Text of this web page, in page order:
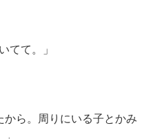
てて。」
ら。周りにいる子とかみ